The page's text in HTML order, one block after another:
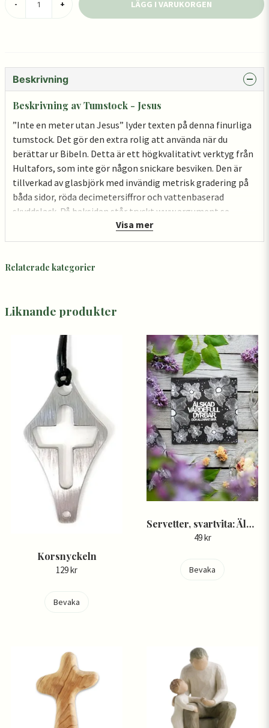
- + LÄGG I VARUKORGEN
Liknande produkter
Korsnyckeln
129 kr
Bevaka
Servetter, svartvita: Älskad, värdefull, dyrbar. Och allmänt bra.
49 kr
Bevaka
Beskrivning
Beskrivning av Tumstock - Jesus
”Inte en meter utan Jesus” lyder texten på denna finurliga
tumstock. Det gör den extra rolig att använda när du
berättar ur Bibeln. Detta är ett högkvalitativt verktyg från
Hultafors, som inte gör någon snickare besviken. Den är
tillverkad av glasbjörk med invändig metrisk gradering på
båda sidor, röda decimetersiffror och vattenbaserad
skyddslack. På baksidan står tryckt www.argument.se.
(Meterstock är det korrekta namnet på denna produkt,
som alltså visar millimeter och centimeter – inte tum.)
Visa mer
Relaterade kategorier